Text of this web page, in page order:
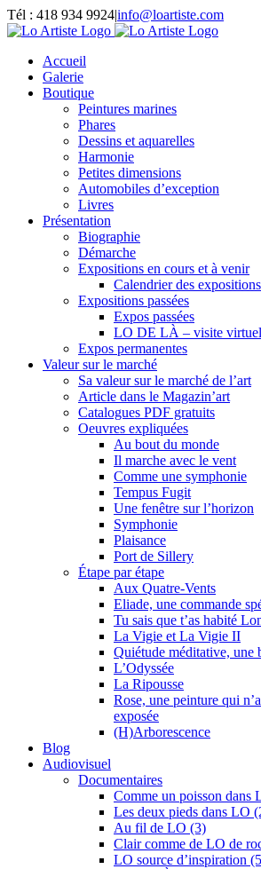
Passer
au
Tél : 418 934 9924|info@loartiste.com
Facebook
Instagram
Email
Pinterest
YouTube
Accueil
Galerie
Boutique
Peintures marines
Phares
Dessins et aquarelles
Harmonie
Petites dimensions
Automobiles d’exception
Livres
Présentation
Biographie
Démarche
Expositions en cours et à venir
Calendrier des expositions
Expositions passées
Expos passées
LO DE LÀ – visite
Expos permanentes
Valeur sur le marché
Sa valeur sur le marché de l’art
Article dans le Magazin’art
Catalogues PDF gratuits
Oeuvres expliquées
Au bout du monde
Il marche avec le vent
Comme une symphonie
Tempus Fugit
Une fenêtre sur l’horizon
Symphonie
Plaisance
Port de Sillery
Étape par étape
Aux Quatre-Vents
Eliade, une commande
Tu sais que t’as habité
La Vigie et La Vigie II
Quiétude méditative, une
L’Odyssée
La Ripousse
Rose, une peinture qui
exposée
(H)Arborescence
Blog
Audiovisuel
Documentaires
Comme un poisson dans
Les deux pieds dans LO
Au fil de LO (3)
Clair comme de LO de
LO source d’inspiration